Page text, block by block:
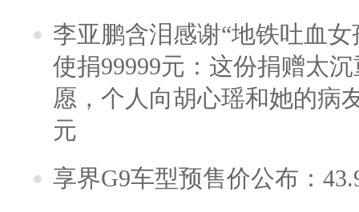
李亚鹏含泪感谢“地铁吐血
使捐99999元：这份捐赠太
愿，个人向胡心瑶和她的病
元
享界G9车型预售价公布：